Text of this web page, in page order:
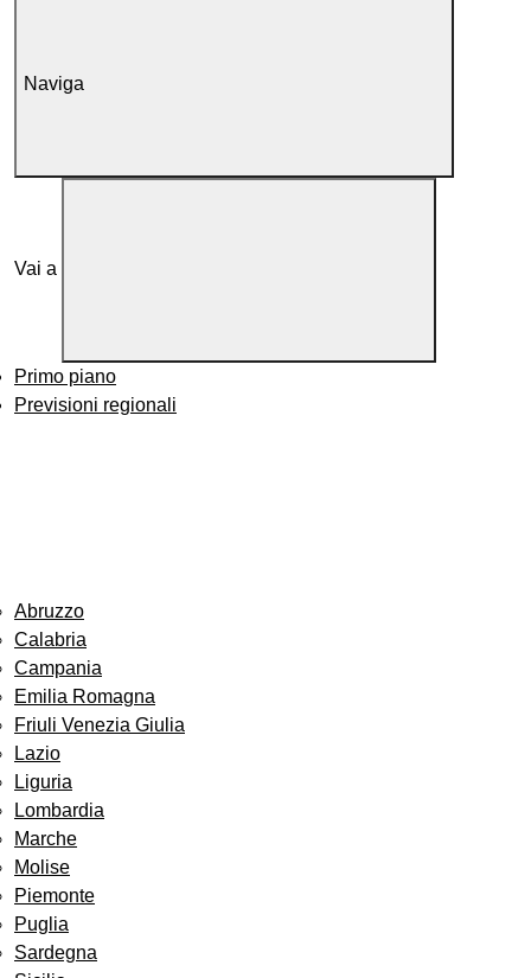
Naviga
Vai a
Primo piano
Previsioni regionali
Abruzzo
Calabria
Campania
Emilia Romagna
Friuli Venezia Giulia
Lazio
Liguria
Lombardia
Marche
Molise
Piemonte
Puglia
Sardegna